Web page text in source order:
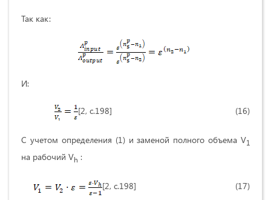
Так как:
И:
[2, с.198] (16)
С учетом определения (1) и заменой полного объема V1
на рабочий Vh :
[2, с.198] (17)